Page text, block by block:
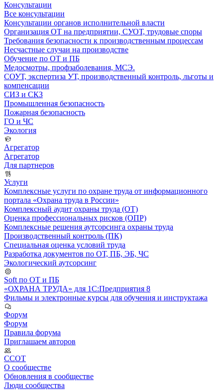
Консультации
Все консультации
Консультации органов исполнительной власти
Организация ОТ на предприятии, СУОТ, трудовые споры
Требования безопасности к производственным процессам
Несчастные случаи на производстве
Обучение по ОТ и ПБ
Медосмотры, профзаболевания, МСЭ.
СОУТ, экспертиза УТ, производственный контроль, льготы и
компенсации
СИЗ и СКЗ
Промышленная безопасность
Пожарная безопасность
ГО и ЧС
Экология
Агрегатор
Агрегатор
Для партнеров
Услуги
Комплексные услуги по охране труда от информационного
портала «Охрана труда в России»
Комплексный аудит охраны труда (ОТ)
Оценка профессиональных рисков (ОПР)
Комплексные решения аутсорсинга охраны труда
Производственный контроль (ПК)
Специальная оценка условий труда
Разработка документов по ОТ, ПБ, ЭБ, ЧС
Экологический аутсорсинг
Soft по ОТ и ПБ
«ОХРАНА ТРУДА» для 1С:Предприятия 8
Фильмы и электронные курсы для обучения и инструктажа
Форум
Форум
Правила форума
Приглашаем авторов
ССОТ
О сообществе
Обновления в сообществе
Люди сообщества